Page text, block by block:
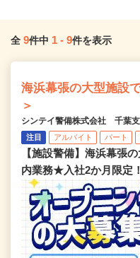
全 9件中 1 - 9件を表示
海浜幕張の大型施設
＞
シンテイ警備株式会社 千葉
注目 アルバイト パート
【施設警備】海浜幕張
内業務★入社2か月限定